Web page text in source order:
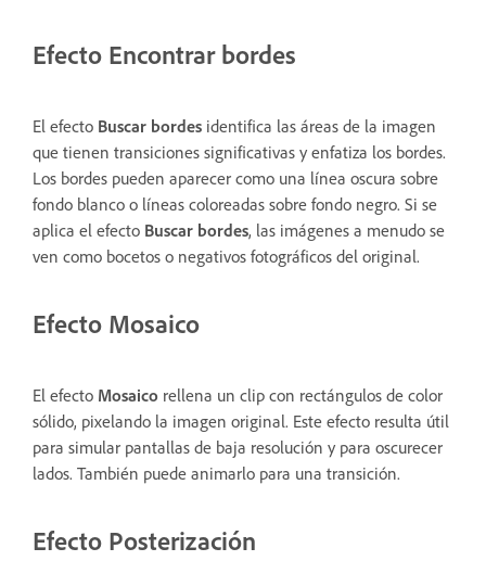
Efecto Encontrar bordes
El efecto Buscar bordes identifica las áreas de la imagen
que tienen transiciones significativas y enfatiza los bordes.
Los bordes pueden aparecer como una línea oscura sobre
fondo blanco o líneas coloreadas sobre fondo negro. Si se
aplica el efecto Buscar bordes, las imágenes a menudo se
ven como bocetos o negativos fotográficos del original.
Efecto Mosaico
El efecto Mosaico rellena un clip con rectángulos de color
sólido, pixelando la imagen original. Este efecto resulta útil
para simular pantallas de baja resolución y para oscurecer
lados. También puede animarlo para una transición.
Efecto Posterización